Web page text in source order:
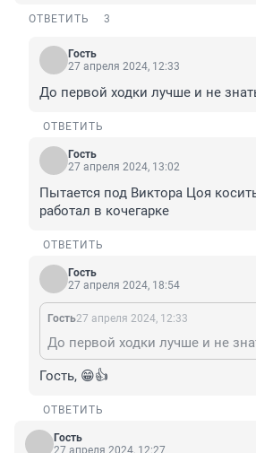
ОТВЕТИТЬ 3
Гость
27 апреля 2024, 12:33
До первой ходки лучше и не
ОТВЕТИТЬ
Гость
27 апреля 2024, 13:02
Пытается под Виктора Цоя
работал в кочегарке
ОТВЕТИТЬ
Гость
27 апреля 2024, 18:54
Гость27 апреля 2024, 12:33
До первой ходки лучше и не
Гость, 😁👍
ОТВЕТИТЬ
Гость
27 апреля 2024, 12:27